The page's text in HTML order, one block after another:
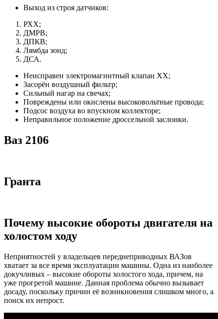
Выход из строя датчиков:
РХХ;
ДМРВ;
ДПКВ;
Лямбда зонд;
ДСА.
Неисправен электромагнитный клапан ХХ;
Засорён воздушный фильтр;
Сильный нагар на свечах;
Повреждены или окислены высоковольтные провода;
Подсос воздуха во впускном коллекторе;
Неправильное положение дроссельной заслонки.
Ваз 2106
Гранта
Почему высокие обороты двигателя на
холостом ходу
Неприятностей у владельцев переднеприводных ВАЗов
хватает за все время эксплуатации машины. Одна из наиболее
докучливых – высокие обороты холостого хода, причем, на
уже прогретой машине. Данная проблема обычно вызывает
досаду, поскольку причин её возникновения слишком много, а
поиск их непрост.